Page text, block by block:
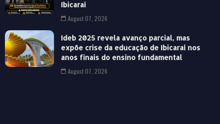
Ibicaraí
August 07, 2026
Ideb 2025 revela avanço parcial, mas
expõe crise da educação de Ibicaraí nos
anos finais do ensino fundamental
August 07, 2026